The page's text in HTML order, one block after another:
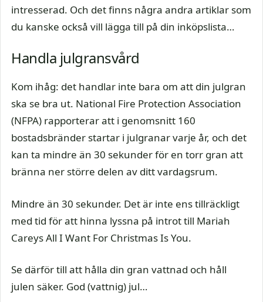
intresserad. Och det finns några andra artiklar som
du kanske också vill lägga till på din inköpslista…
Handla julgransvård
Kom ihåg: det handlar inte bara om att din julgran
ska se bra ut. National Fire Protection Association
(NFPA) rapporterar att i genomsnitt 160
bostadsbränder startar i julgranar varje år, och det
kan ta mindre än 30 sekunder för en torr gran att
bränna ner större delen av ditt vardagsrum.
Mindre än 30 sekunder. Det är inte ens tillräckligt
med tid för att hinna lyssna på introt till Mariah
Careys All I Want For Christmas Is You.
Se därför till att hålla din gran vattnad och håll
julen säker. God (vattnig) jul…